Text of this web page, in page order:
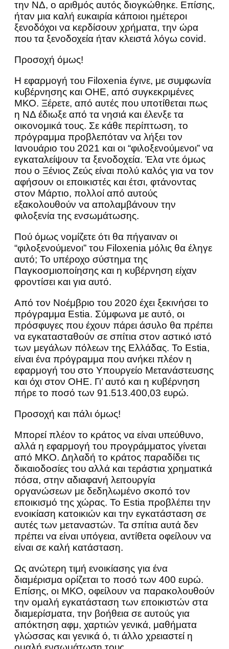
την ΝΔ, ο αριθμός αυτός διογκώθηκε. Επίσης,
ήταν μια καλή ευκαιρία κάποιοι ημέτεροι
ξενοδόχοι να κερδίσουν χρήματα, την ώρα
που τα ξενοδοχεία ήταν κλειστά λόγω covid.
Προσοχή όμως!
Η εφαρμογή του Filoxenia έγινε, με συμφωνία
κυβέρνησης και ΟΗΕ, από συγκεκριμένες
ΜΚΟ. Ξέρετε, από αυτές που υποτίθεται πως
η ΝΔ έδιωξε από τα νησιά και έλενξε τα
οικονομικά τους. Σε κάθε περίπτωση, το
πρόγραμμα προβλεπόταν να λήξει τον
Ιανουάριο του 2021 και οι “φιλοξενούμενοι” να
εγκαταλείψουν τα ξενοδοχεία. Έλα ντε όμως
που ο Ξένιος Ζεύς είναι πολύ καλός για να τον
αφήσουν οι εποικιστές και έτσι, φτάνοντας
στον Μάρτιο, πολλοί από αυτούς
εξακολουθούν να απολαμβάνουν την
φιλοξενία της ενσωμάτωσης.
Πού όμως νομίζετε ότι θα πήγαιναν οι
“φιλοξενούμενοι” του Filoxenia μόλις θα έληγε
αυτό; Το υπέροχο σύστημα της
Παγκοσμιοποίησης και η κυβέρνηση είχαν
φροντίσει και για αυτό.
Από τον Νοέμβριο του 2020 έχει ξεκινήσει το
πρόγραμμα Estia. Σύμφωνα με αυτό, οι
πρόσφυγες που έχουν πάρει άσυλο θα πρέπει
να εγκατασταθούν σε σπίτια στον αστικό ιστό
των μεγάλων πόλεων της Ελλάδας. Το Estia,
είναι ένα πρόγραμμα που ανήκει πλέον η
εφαρμογή του στο Υπουργείο Μετανάστευσης
και όχι στον ΟΗΕ. Γι’ αυτό και η κυβέρνηση
πήρε το ποσό των 91.513.400,03 ευρώ.
Προσοχή και πάλι όμως!
Μπορεί πλέον το κράτος να είναι υπεύθυνο,
αλλά η εφαρμογή του προγράμματος γίνεται
από ΜΚΟ. Δηλαδή το κράτος παραδίδει τις
δικαιοδοσίες του αλλά και τεράστια χρηματικά
πόσα, στην αδιαφανή λειτουργία
οργανώσεων με δεδηλωμένο σκοπό τον
εποικισμό της χώρας. Το Estia προβλέπει την
ενοικίαση κατοικιών και την εγκατάσταση σε
αυτές των μεταναστών. Τα σπίτια αυτά δεν
πρέπει να είναι υπόγεια, αντίθετα οφείλουν να
είναι σε καλή κατάσταση.
Ως ανώτερη τιμή ενοικίασης για ένα
διαμέρισμα ορίζεται το ποσό των 400 ευρώ.
Επίσης, οι ΜΚΟ, οφείλουν να παρακολουθούν
την ομαλή εγκατάσταση των εποικιστών στα
διαμερίσματα, την βοήθεια σε αυτούς για
απόκτηση αφμ, χαρτιών γενικά, μαθήματα
γλώσσας και γενικά ό, τι άλλο χρειαστεί η